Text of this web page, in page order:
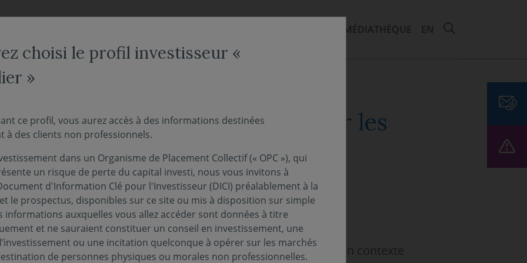
MÉDIATHÈQUE EN
2026 - une concentration sur les
2026
tenue le 1er juin au château de Versailles, s’inscrit dans un contexte
choisi le profil investisseur «
»
ce profil, vous aurez accès à des informations destinées
à des clients non professionnels.
dans un Organisme de Placement Collectif (« OPC »), qui
un risque de perte du capital investi, nous vous invitons à
d'Information Clé pour l'Investisseur (DICI) préalablement à la
le prospectus, disponibles sur ce site ou mis à disposition sur simple
informations auxquelles vous allez accéder sont données à titre
et ne sauraient constituer un conseil en investissement, une
ou une incitation quelconque à opérer sur les marchés
de personnes physiques ou morales non professionnelles.